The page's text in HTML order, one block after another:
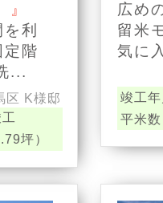
利
定階
...
区 K様邸
坪）
広め
留米
気に
竣工
平米数